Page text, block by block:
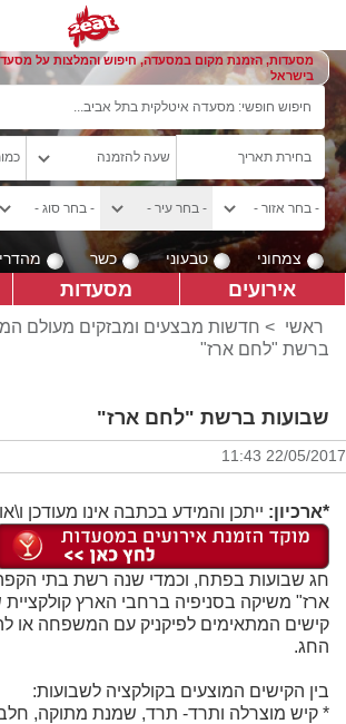
מסעדות, הזמנת מקום במסעדה, חיפוש והמלצות על
בישראל
צמחוני טבעוני כשר
אירועים מסעדות
ראשי > חדשות מבצעים ומבזקים מעולם
ברשת "לחם ארז"
שבועות ברשת "לחם ארז"
22/05/2017 11:43
*ארכיון: ייתכן והמידע בכתבה אינו מעודכן
חג שבועות בפתח, וכמדי שנה רשת בתי
ארז" משיקה בסניפיה ברחבי הארץ קולקציית
קישים המתאימים לפיקניק עם המשפחה או
החג.
בין הקישים המוצעים בקולקציה לשבועות:
* קיש מוצרלה ותרד- תרד, שמנת מתוקה,